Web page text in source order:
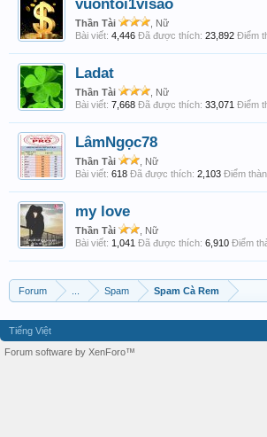
vuontoi1visao
Thần Tài
, Nữ
Bài viết: 4,446 Đã được thích: 23,892 Điểm
Ladat
Thần Tài
, Nữ
Bài viết: 7,668 Đã được thích: 33,071 Điểm
LâmNgọc78
Thần Tài
, Nữ
Bài viết: 618 Đã được thích: 2,103 Điểm
my love
Thần Tài
, Nữ
Bài viết: 1,041 Đã được thích: 6,910 Điểm
Forum Spam Spam Cà Rem
Tiếng Việt
Forum software by XenForo™